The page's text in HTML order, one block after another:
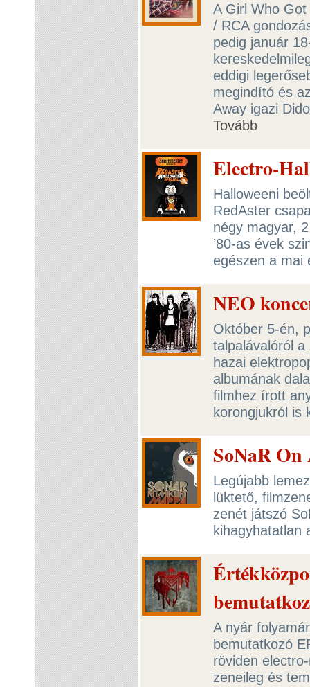
A Girl Who
/ RCA
pedig január
eddigi
megindító és
Away igazi
Tovább
Electro-
Halloweeni
RedAster
négy magyar,
’80-as évek
egészen a
NEO
Október 5-én,
talpalávalóról
hazai
albumának
filmhez írott
korongjukról is
SoNaR
Legújabb
lüktető,
zenét játszó
kihagyhatatlan
A nyár
bemutatkozó
röviden
zeneileg és